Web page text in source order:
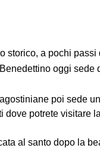
storico, a pochi
oggi sede
poi sede
potrete visitare
al santo dopo la